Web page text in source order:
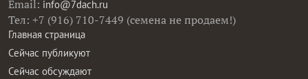
Email: info@7dach.ru
Тел: +7 (916) 710-7449 (семена не продаем!)
Главная страница
Сейчас публикуют
Сейчас обсуждают